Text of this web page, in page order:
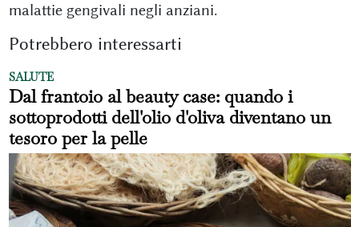
malattie gengivali negli anziani.
Potrebbero interessarti
SALUTE
Dal frantoio al beauty case: quando i
sottoprodotti dell'olio d'oliva diventano un
tesoro per la pelle